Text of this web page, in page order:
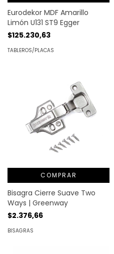
Eurodekor MDF Amarillo
Limón U131 ST9 Egger
$125.230,63
TABLEROS/PLACAS
COMPRAR
Bisagra Cierre Suave Two
Ways | Greenway
$2.376,66
BISAGRAS